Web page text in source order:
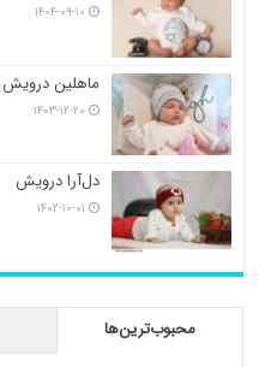
۱۴۰۴-۰۹-۱۰
ماهلین درویش
۱۴۰۳-۱۲-۲۰
دل‌آرا درویش
۱۴۰۲-۱۰-۰۱
محبوب‌ترین‌ها